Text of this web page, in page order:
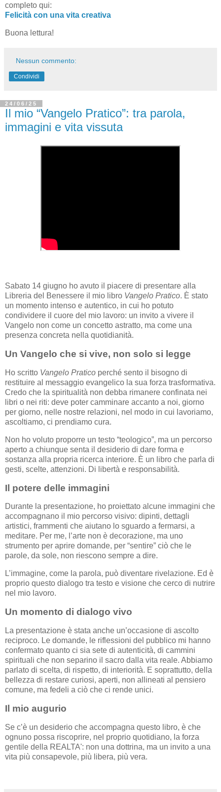
completo qui:
Felicità con una vita creativa
Buona lettura!
Nessun commento:
Condividi
24/06/25
Il mio “Vangelo Pratico”: tra parola,
immagini e vita vissuta
Sabato 14 giugno ho avuto il piacere di presentare alla
Libreria del Benessere il mio libro Vangelo Pratico. È stato
un momento intenso e autentico, in cui ho potuto
condividere il cuore del mio lavoro: un invito a vivere il
Vangelo non come un concetto astratto, ma come una
presenza concreta nella quotidianità.
Un Vangelo che si vive, non solo si legge
Ho scritto Vangelo Pratico perché sento il bisogno di
restituire al messaggio evangelico la sua forza trasformativa.
Credo che la spiritualità non debba rimanere confinata nei
libri o nei riti: deve poter camminare accanto a noi, giorno
per giorno, nelle nostre relazioni, nel modo in cui lavoriamo,
ascoltiamo, ci prendiamo cura.
Non ho voluto proporre un testo “teologico”, ma un percorso
aperto a chiunque senta il desiderio di dare forma e
sostanza alla propria ricerca interiore. È un libro che parla di
gesti, scelte, attenzioni. Di libertà e responsabilità.
Il potere delle immagini
Durante la presentazione, ho proiettato alcune immagini che
accompagnano il mio percorso visivo: dipinti, dettagli
artistici, frammenti che aiutano lo sguardo a fermarsi, a
meditare. Per me, l’arte non è decorazione, ma uno
strumento per aprire domande, per “sentire” ciò che le
parole, da sole, non riescono sempre a dire.
L’immagine, come la parola, può diventare rivelazione. Ed è
proprio questo dialogo tra testo e visione che cerco di nutrire
nel mio lavoro.
Un momento di dialogo vivo
La presentazione è stata anche un’occasione di ascolto
reciproco. Le domande, le riflessioni del pubblico mi hanno
confermato quanto ci sia sete di autenticità, di cammini
spirituali che non separino il sacro dalla vita reale. Abbiamo
parlato di scelta, di rispetto, di interiorità. E soprattutto, della
bellezza di restare curiosi, aperti, non allineati al pensiero
comune, ma fedeli a ciò che ci rende unici.
Il mio augurio
Se c’è un desiderio che accompagna questo libro, è che
ognuno possa riscoprire, nel proprio quotidiano, la forza
gentile della REALTA': non una dottrina, ma un invito a una
vita più consapevole, più libera, più vera.